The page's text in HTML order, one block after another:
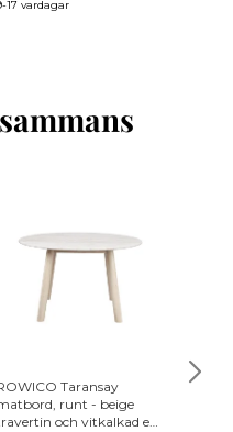
17 vardagar
Taransay
runt - beige
och vitkalkad ek